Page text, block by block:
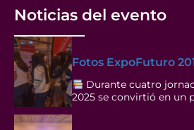
Noticias del evento
Fotos ExpoFuturo
Durante cuatro
2025 se convirtió en un